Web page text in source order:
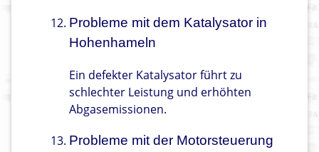
Probleme mit dem Katalysator in
Hohenhameln
Ein defekter Katalysator führt zu
schlechter Leistung und erhöhten
Abgasemissionen.
Probleme mit der Motorsteuerung